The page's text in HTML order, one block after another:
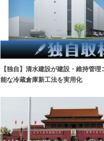
【独自】清水建設が建設・維持管
能な冷蔵倉庫新工法を実用化